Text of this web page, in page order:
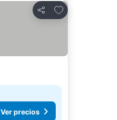
Compartir
Añadir a favoritos
Ver precios